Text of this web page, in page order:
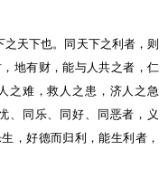
天下也。同天下之利者，则
地有财，能与人共之者，仁
之难，救人之患，济人之急
、同乐、同好、同恶者，义
，好德而归利，能生利者，